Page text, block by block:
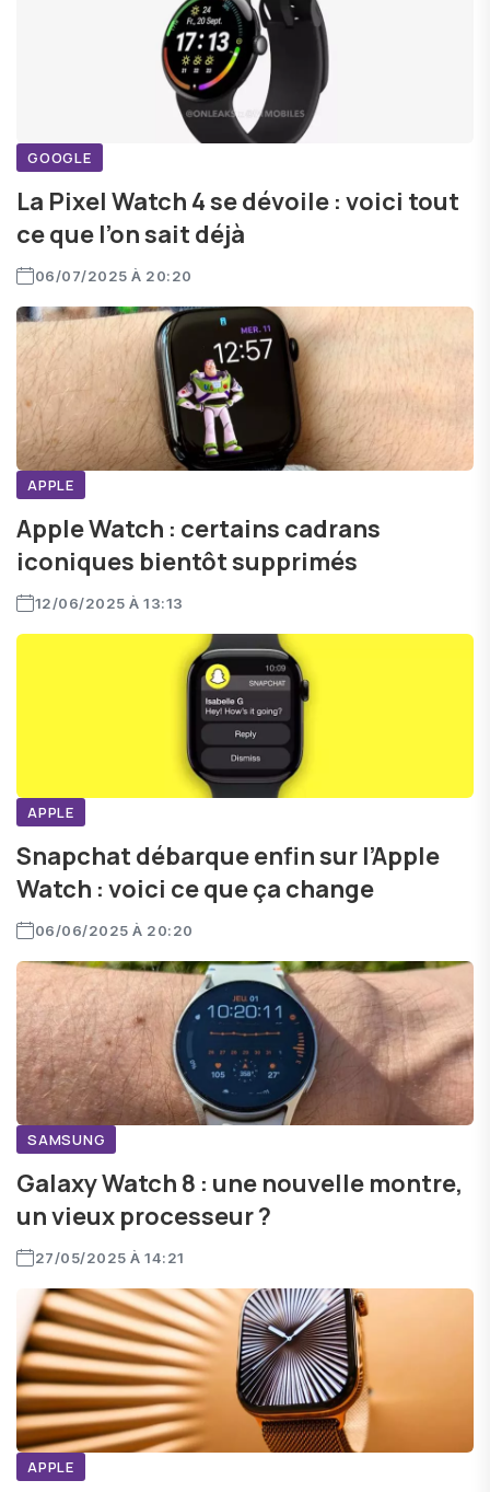
GOOGLE
La Pixel Watch 4 se dévoile : voici tout
ce que l’on sait déjà
06/07/2025 À 20:20
APPLE
Apple Watch : certains cadrans
iconiques bientôt supprimés
12/06/2025 À 13:13
APPLE
Snapchat débarque enfin sur l’Apple
Watch : voici ce que ça change
06/06/2025 À 20:20
SAMSUNG
Galaxy Watch 8 : une nouvelle montre,
un vieux processeur ?
27/05/2025 À 14:21
APPLE